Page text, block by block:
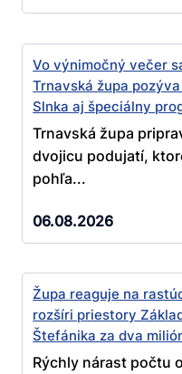
Vo výnimočný večer
Trnavská župa
Slnka aj špeciálny
Trnavská župa
dvojicu podujatí,
pohľa...
06.08.2026
Župa reaguje na
rozšíri priestory
Štefánika za dva
Rýchly nárast počtu